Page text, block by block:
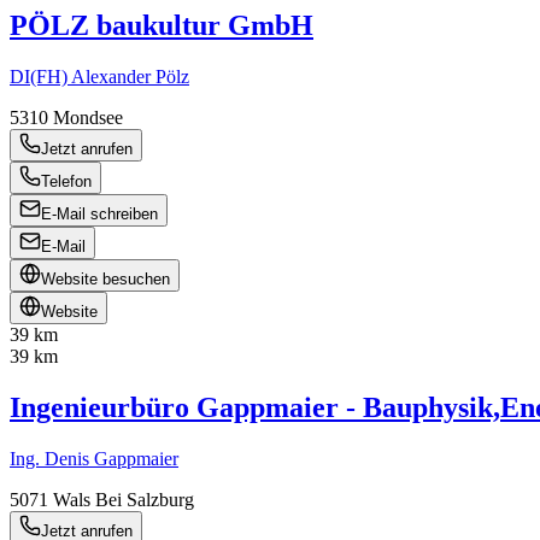
PÖLZ baukultur GmbH
DI(FH) Alexander Pölz
5310 Mondsee
Jetzt anrufen
Telefon
E-Mail schreiben
E-Mail
Website besuchen
Website
39 km
39 km
Ingenieurbüro Gappmaier -
Ing. Denis Gappmaier
5071 Wals Bei Salzburg
Jetzt anrufen